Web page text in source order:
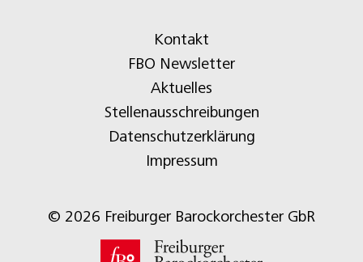
Kontakt
FBO Newsletter
Aktuelles
Stellenausschreibungen
Datenschutzerklärung
Impressum
© 2026 Freiburger Barockorchester GbR